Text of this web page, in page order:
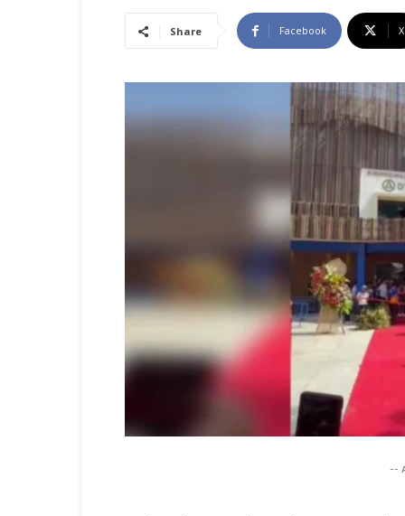
Share Facebook X
--